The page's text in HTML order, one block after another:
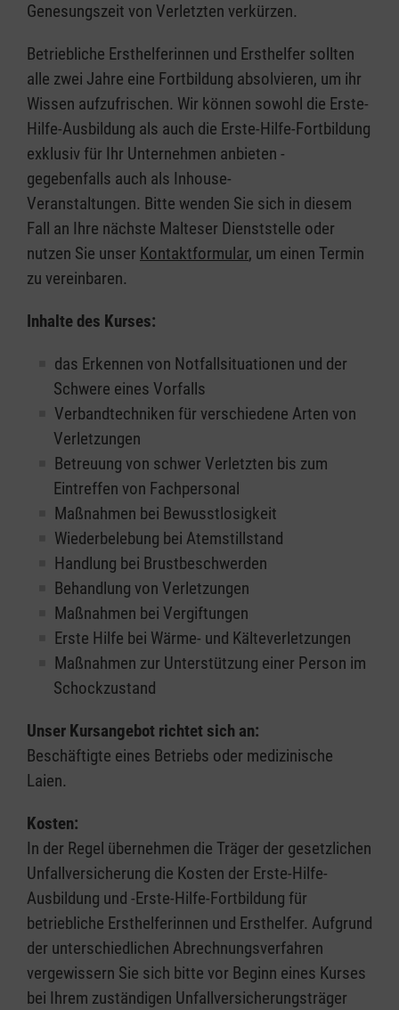
Genesungszeit von Verletzten verkürzen.
Betriebliche Ersthelferinnen und Ersthelfer sollten
alle zwei Jahre eine Fortbildung absolvieren, um ihr
Wissen aufzufrischen. Wir können sowohl die Erste-
Hilfe-Ausbildung als auch die Erste-Hilfe-Fortbildung
exklusiv für Ihr Unternehmen anbieten -
gegebenfalls auch als Inhouse-
Veranstaltungen. Bitte wenden Sie sich in diesem
Fall an Ihre nächste Malteser Dienststelle oder
nutzen Sie unser Kontaktformular, um einen Termin
zu vereinbaren.
Inhalte des Kurses:
das Erkennen von Notfallsituationen und der
Schwere eines Vorfalls
Verbandtechniken für verschiedene Arten von
Verletzungen
Betreuung von schwer Verletzten bis zum
Eintreffen von Fachpersonal
Maßnahmen bei Bewusstlosigkeit
Wiederbelebung bei Atemstillstand
Handlung bei Brustbeschwerden
Behandlung von Verletzungen
Maßnahmen bei Vergiftungen
Erste Hilfe bei Wärme- und Kälteverletzungen
Maßnahmen zur Unterstützung einer Person im
Schockzustand
Unser Kursangebot richtet sich an:
Beschäftigte eines Betriebs oder medizinische
Laien.
Kosten:
In der Regel übernehmen die Träger der gesetzlichen
Unfallversicherung die Kosten der Erste-Hilfe-
Ausbildung und -Erste-Hilfe-Fortbildung für
betriebliche Ersthelferinnen und Ersthelfer. Aufgrund
der unterschiedlichen Abrechnungsverfahren
vergewissern Sie sich bitte vor Beginn eines Kurses
bei Ihrem zuständigen Unfallversicherungsträger